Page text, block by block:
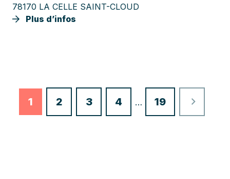
78170 LA CELLE SAINT-CLOUD
Plus d’infos
1 2 3 4 … 19
Page